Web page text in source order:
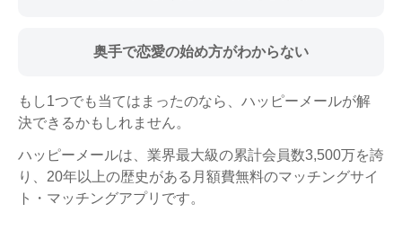
奥手で恋愛の始め方がわからない
もし1つでも当てはまったのなら、ハッピーメールが解
決できるかもしれません。
ハッピーメールは、業界最大級の累計会員数3,500万を誇
り、20年以上の歴史がある月額費無料のマッチングサイ
ト・マッチングアプリです。